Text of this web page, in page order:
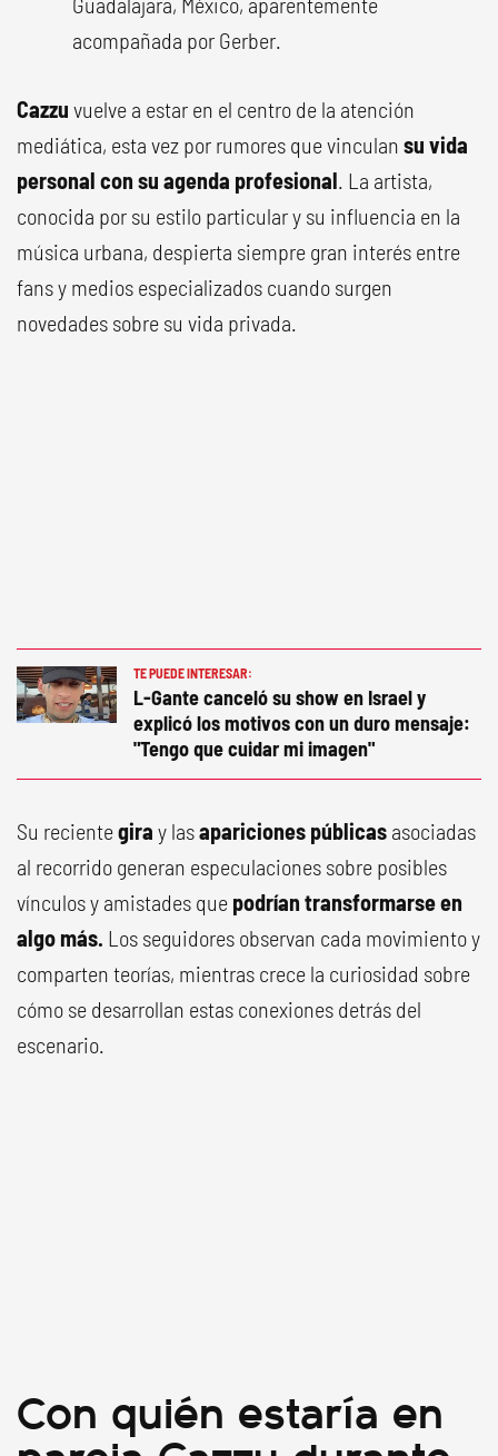
acompañada por Gerber.
Cazzu vuelve a estar en el centro de la atención
mediática, esta vez por rumores que vinculan su vida
personal con su agenda profesional. La artista,
conocida por su estilo particular y su influencia en la
música urbana, despierta siempre gran interés entre
fans y medios especializados cuando surgen
novedades sobre su vida privada.
TE PUEDE INTERESAR:
L-Gante canceló su show en Israel y
explicó los motivos con un duro mensaje:
"Tengo que cuidar mi imagen"
Su recientegira y lasapariciones públicas asociadas
al recorrido generan especulaciones sobre posibles
vínculos y amistades que podrían transformarse en
algo más. Los seguidores observan cada movimiento y
comparten teorías, mientras crece la curiosidad sobre
cómo se desarrollan estas conexiones detrás del
escenario.
Con quién estaría en